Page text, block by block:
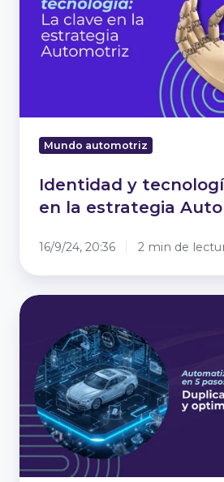
clave
Mundo automotriz
Identidad y
en la estrategia
16/9/24, 20:36 2 min de
Duplica
conversión
concesionario